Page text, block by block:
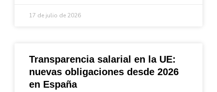
17 de julio de 2026
Transparencia salarial en la UE:
nuevas obligaciones desde 2026
en España